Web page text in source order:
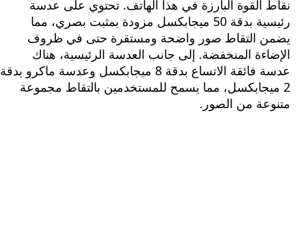
القوة البارزة في هذا الهاتف. تحتوي على عدسة
رئيسية بدقة 50 ميجابكسل مزودة بمثبت بصري، مما
التقاط صور واضحة ومستقرة حتى في ظروف
المنخفضة. إلى جانب العدسة الرئيسية، هناك
عدسة فائقة الاتساع بدقة 8 ميجابكسل وعدسة ماكرو بدقة
مما يسمح للمستخدمين بالتقاط مجموعة
من الصور.